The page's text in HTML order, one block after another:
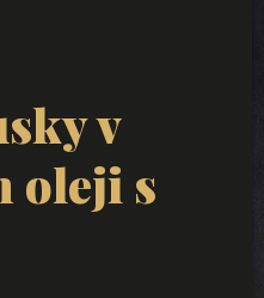
v
oleji s